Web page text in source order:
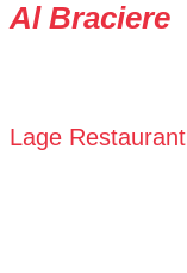
Al Braciere
Lage Restaurant